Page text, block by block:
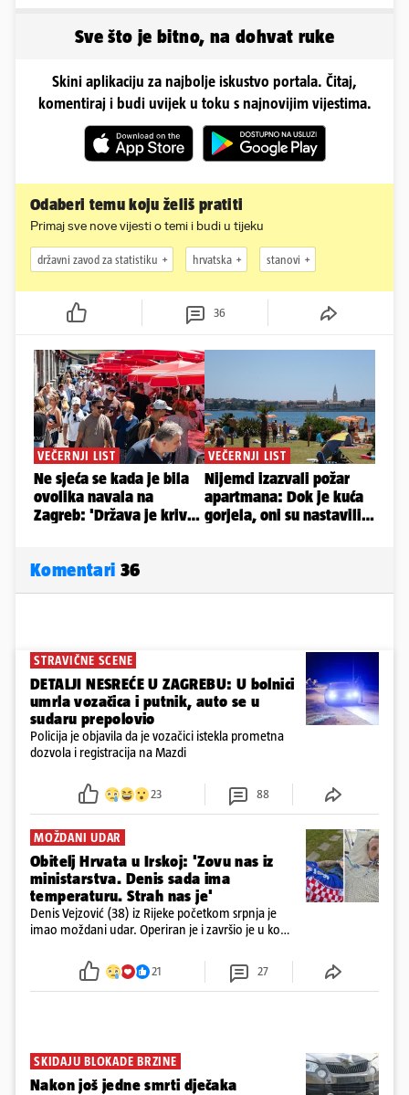
Sve što je bitno, na dohvat ruke
Skini aplikaciju za najbolje iskustvo portala. Čitaj,
komentiraj i budi uvijek u toku s najnovijim vijestima.
Odaberi temu koju želiš pratiti
Primaj sve nove vijesti o temi i budi u tijeku
državni zavod za statistiku hrvatska stanovi
36
Komentari 36
STRAVIČNE SCENE
DETALJI NESREĆE U ZAGREBU: U bolnici
umrla vozačica i putnik, auto se u
sudaru prepolovio
Policija je objavila da je vozačici istekla prometna
dozvola i registracija na Mazdi
23 88
MOŽDANI UDAR
Obitelj Hrvata u Irskoj: 'Zovu nas iz
ministarstva. Denis sada ima
temperaturu. Strah nas je'
Denis Vejzović (38) iz Rijeke početkom srpnja je
imao moždani udar. Operiran je i završio je u komi.
tamošnji liječnici ne vjeruju u oporavak: 'Imamo
21 27
SKIDAJU BLOKADE BRZINE
Nakon još jedne smrti dječaka